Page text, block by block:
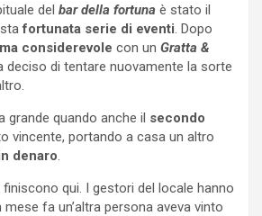
del bar della fortuna è stato il
fortunata serie di eventi. Dopo
considerevole con un Gratta &
deciso di tentare nuovamente la sorte
grande quando anche il secondo
vincente, portando a casa un altro
denaro.
qui. I gestori del locale hanno
fa un’altra persona aveva vinto